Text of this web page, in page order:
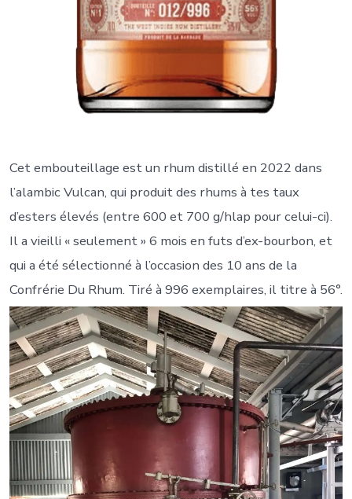
Cet embouteillage est un rhum distillé en 2022 dans
l’alambic Vulcan, qui produit des rhums à tes taux
d’esters élevés (entre 600 et 700 g/hlap pour celui-ci).
Il a vieilli « seulement » 6 mois en futs d’ex-bourbon, et
qui a été sélectionné à l’occasion des 10 ans de la
Confrérie Du Rhum. Tiré à 996 exemplaires, il titre à 56°.